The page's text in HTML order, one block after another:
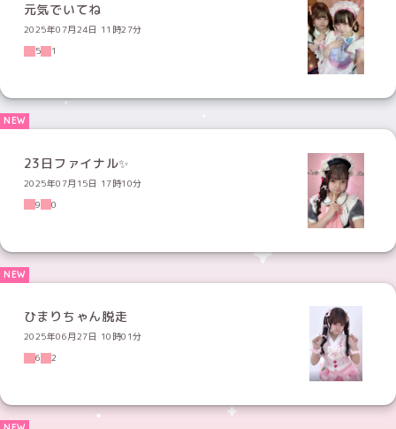
元気でいてね
2025年07月24日 11時27分
5
1
23日ファイナル✨
2025年07月15日 17時10分
9
0
ひまりちゃん脱走
2025年06月27日 10時01分
6
2